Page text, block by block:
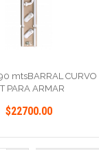
mtsBARRAL CURVO
PARA ARMAR
$22700.00